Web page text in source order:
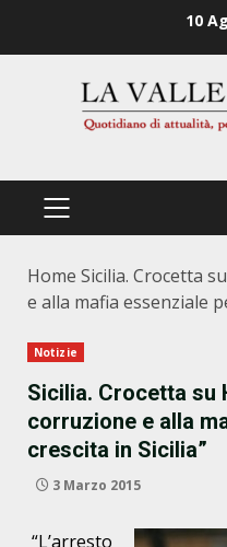
10
PRIMÄRES
Home Sicilia. Crocetta
e alla mafia essenziale
Notizie
Sicilia. Crocetta su
corruzione e alla
crescita in Sicilia”
3 Marzo 2015
“L’arresto